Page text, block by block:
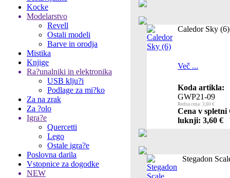
Kocke
Modelarstvo
Revell
Ostali modeli
Barve in orodja
Mistika
Knjige
Ra?unalniki in elektronika
USB klju?i
Podlage za mi?ko
Za na zrak
Za ?olo
Igra?e
Quercetti
Lego
Ostale igra?e
Poslovna darila
Vstopnice za dogodke
NEW
Caledor Sky (6)
Več ...
Koda artikla:
GWP21-09
Redna cena: 3,60 €
Cena v
luknji: 3,60 €
Stegadon